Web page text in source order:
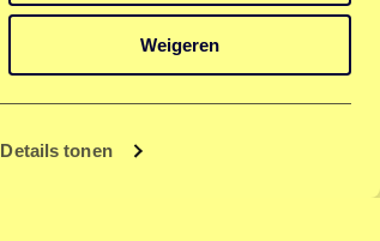
Details tonen
Weigeren